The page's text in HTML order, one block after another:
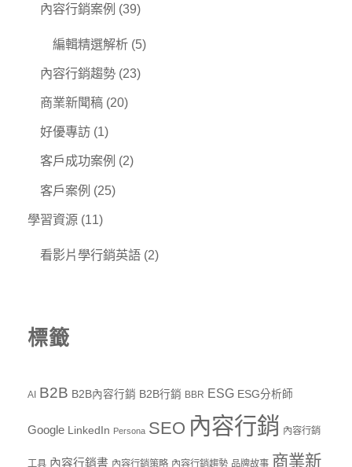
內容行銷案例 (39)
編輯精選解析 (5)
內容行銷趨勢 (23)
商業新聞稿 (20)
好優專訪 (1)
客戶成功案例 (2)
客戶案例 (25)
學習資源 (11)
看影片學行銷英語 (2)
標籤
AI B2B B2B內容行銷 B2B行銷 BBR ESG ESG分析師
Google LinkedIn Persona SEO 內容行銷 內容行銷
工具 內容行銷書 內容行銷策略 內容行銷趨勢 品牌故事 商業新